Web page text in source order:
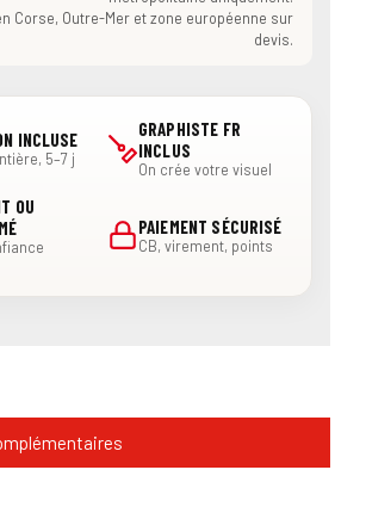
Corse, Outre-Mer et zone européenne sur
devis.
INCLUSE
5–7 j
GRAPHISTE FR
INCLUS
On crée votre visuel
OU
PAIEMENT SÉCURISÉ
CB, virement, points